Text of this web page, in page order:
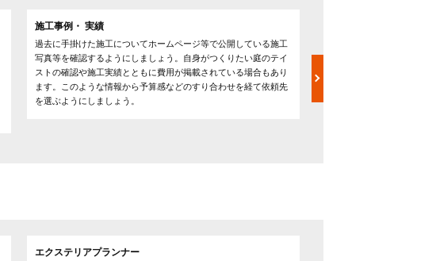
施工事例・ 実績
過去に手掛けた施工についてホームページ等で公開している施工
写真等を確認するようにしましょう。自身がつくりたい庭のテイ
ストの確認や施工実績とともに費用が掲載されている場合もあり
ます。このような情報から予算感などのすり合わせを経て依頼先
を選ぶようにしましょう。
エクステリアプランナー